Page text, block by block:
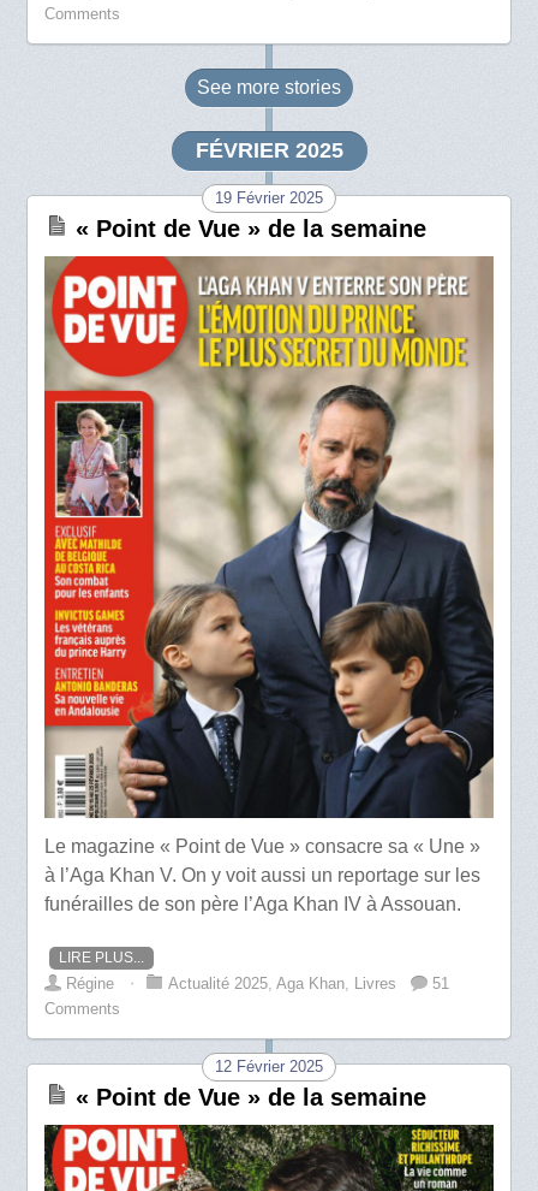
Comments
See more stories
FÉVRIER 2025
19 Février 2025
« Point de Vue » de la semaine
Le magazine « Point de Vue » consacre sa « Une »
à l’Aga Khan V. On y voit aussi un reportage sur les
funérailles de son père l’Aga Khan IV à Assouan.
LIRE PLUS...
Régine ⋅ Actualité 2025,Aga Khan, Livres
51
Comments
12 Février 2025
« Point de Vue » de la semaine